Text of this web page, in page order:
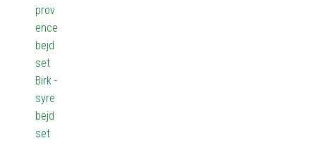
prov
ence
bejd
set
Birk -
syre
bejd
set